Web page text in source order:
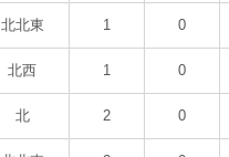
北北東 1 0
北西 1 0
北 2 0